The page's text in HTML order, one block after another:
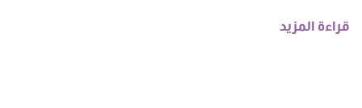
قراءة المزيد